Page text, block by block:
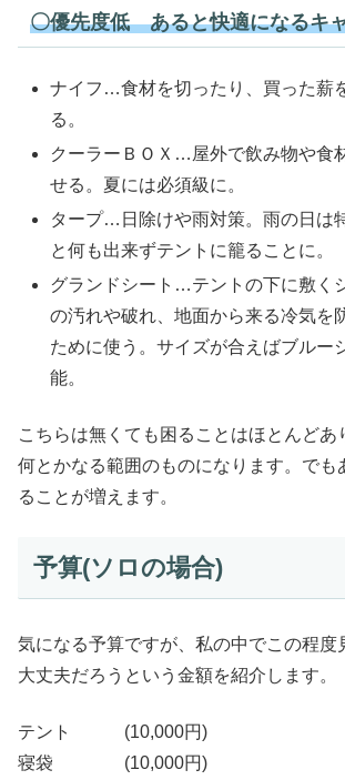
〇優先度低 あると快適になるキ
ナイフ…食材を切ったり、買った薪
る。
クーラーＢＯＸ…屋外で飲み物や食
せる。夏には必須級に。
タープ…日除けや雨対策。雨の日は
と何も出来ずテントに籠ることに。
グランドシート…テントの下に敷く
の汚れや破れ、地面から来る冷気を
ために使う。サイズが合えばブルー
能。
こちらは無くても困ることはほとんどあ
何とかなる範囲のものになります。でも
ることが増えます。
予算(ソロの場合)
気になる予算ですが、私の中でこの程度
大丈夫だろうという金額を紹介します。
テント (10,000円)
寝袋 (10,000円)